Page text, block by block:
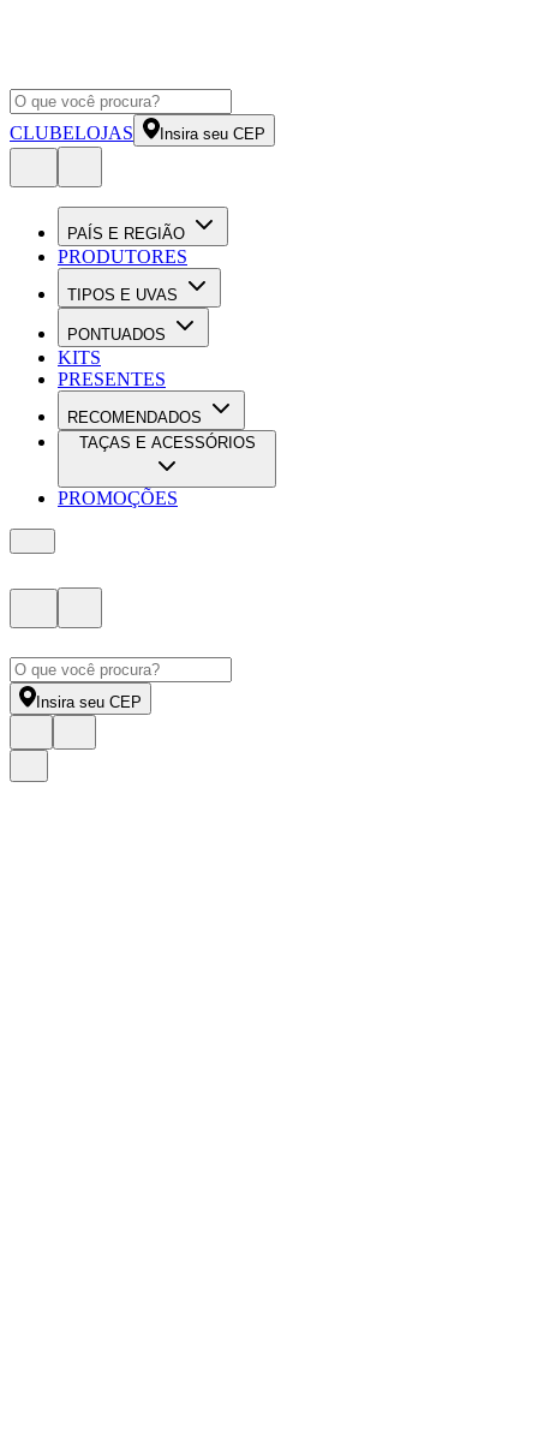
CLUBELOJAS Insira seu CEP
PAÍS E REGIÃO
PRODUTORES
TIPOS E UVAS
PONTUADOS
KITS
PRESENTES
RECOMENDADOS
TAÇAS E ACESSÓRIOS
PROMOÇÕES
Insira seu CEP